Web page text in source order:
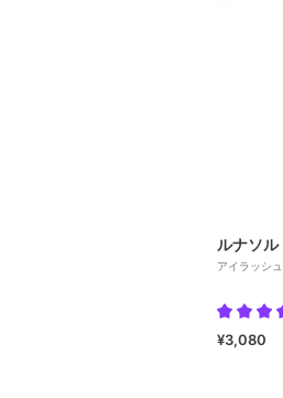
ルナソル
アイラッシ
¥3,080